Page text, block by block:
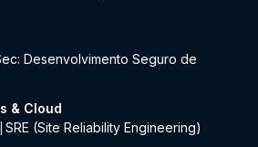
Desenvolvimento Seguro de
& Cloud
SRE (Site Reliability Engineering)